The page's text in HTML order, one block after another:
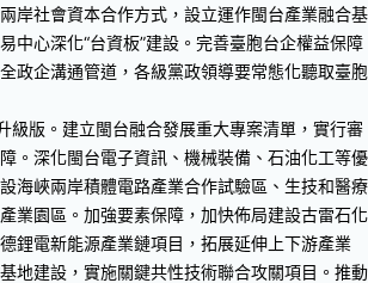
岸社會資本合作方式，設立運作閩台產業融合基
中心深化“台資板”建設。完善臺胞台企權益保障
政企溝通管道，各級黨政領導要常態化聽取臺胞
級版。建立閩台融合發展重大專案清單，實行審
。深化閩台電子資訊、機械裝備、石油化工等優
海峽兩岸積體電路產業合作試驗區、生技和醫療
業園區。加強要素保障，加快佈局建設古雷石化
鋰電新能源產業鏈項目，拓展延伸上下游產業
地建設，實施關鍵共性技術聯合攻關項目。推動